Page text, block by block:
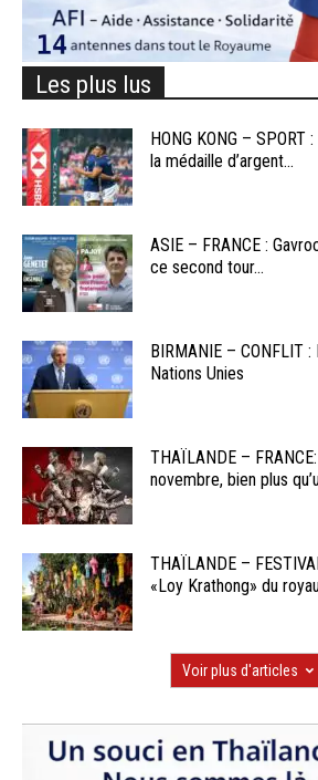
Les plus lus
HONG KONG –
la médaille d’argent...
ASIE – FRANCE :
ce second tour...
BIRMANIE – CONFLIT
Nations Unies
THAÏLANDE –
novembre, bien plus
THAÏLANDE –
«Loy Krathong» du
Voir plus d'articles